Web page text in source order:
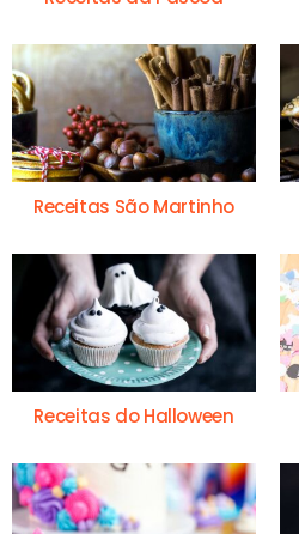
Receitas São Martinho
Receitas do Halloween